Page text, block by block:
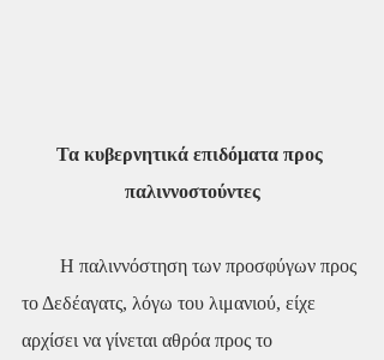
Τα κυβερνητικά επιδόματα προς
παλιννοστούντες
το Δεδέαγατς, λόγω του λιμανιού, είχε
αρχίσει να γίνεται αθρόα προς το